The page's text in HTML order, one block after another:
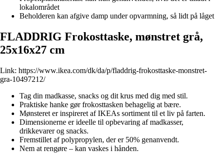
lokalområdet
Beholderen kan afgive damp under opvarmning, så lidt på låget
FLADDRIG Frokosttaske, mønstret grå,
25x16x27 cm
Link: https://www.ikea.com/dk/da/p/fladdrig-frokosttaske-monstret-
gra-10497212/
Tag din madkasse, snacks og dit krus med dig med stil.
Praktiske hanke gør frokosttasken behagelig at bære.
Mønsteret er inspireret af IKEAs sortiment til et liv på farten.
Dimensionerne er ideelle til opbevaring af madkasser,
drikkevarer og snacks.
Fremstillet af polypropylen, der er 50% genanvendt.
Nem at rengøre – kan vaskes i hånden.